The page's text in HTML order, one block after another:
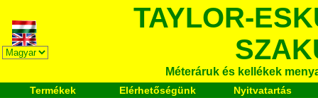
TAYLOR-
Méteráruk és kellékek
Termékek Elérhetőségünk Nyitvatartás